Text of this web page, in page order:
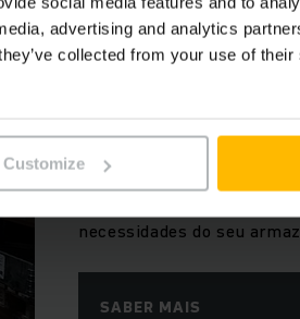
advertising and analytics
collected from your use of
Customize
INCONTORNÁVEIS NO
Independentemente do
artigos soltos para
com os nossos
nossos empilhadores
necessidades do seu
SABER MAIS